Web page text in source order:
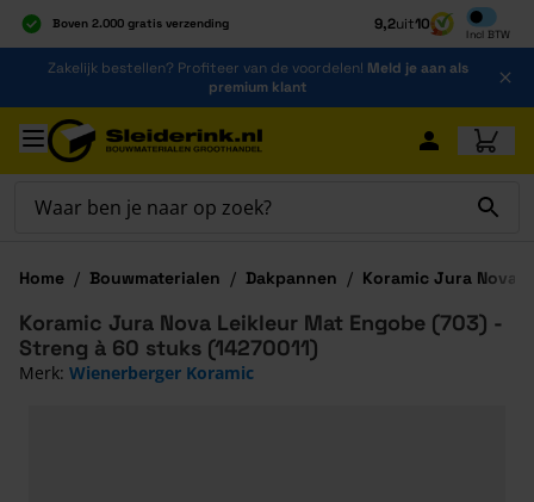
Boven 2.000 gratis verzending
Al 40 jaar dé specialist
Alles onder één dak
9,2uit10
Incl BTW
Inclusief
Ga naar de inhoud
Zakelijk bestellen? Profiteer van de voordelen! Meld je aan als
premium klant
Ga naar hoofdinhoud
Home / Bouwmaterialen / Dakpannen / Koramic Jura Nova
Koramic Jura Nova Leikleur Mat Engobe (703) -
Streng à 60 stuks (14270011)
Merk: Wienerberger Koramic